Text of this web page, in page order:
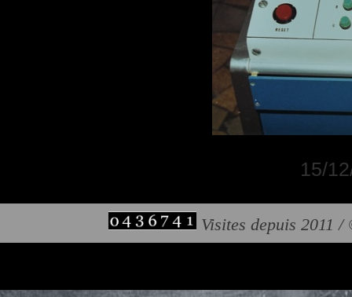
15/
Visites depuis 2011